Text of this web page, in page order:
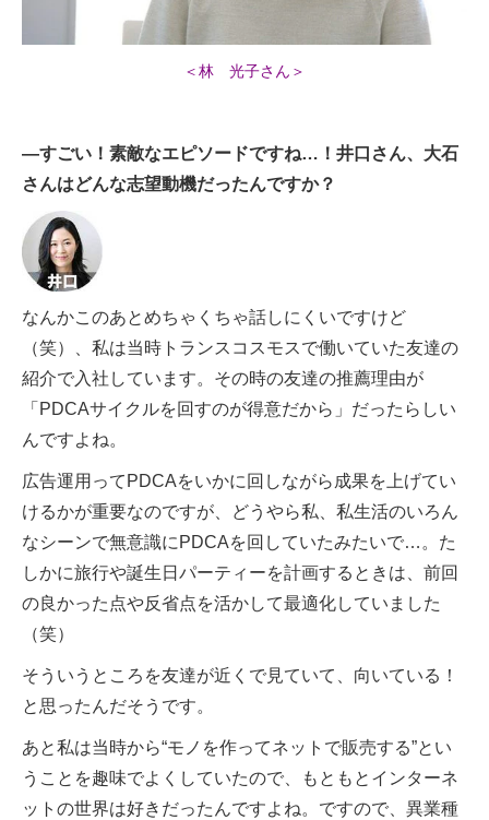
＜林 光子さん＞
―すごい！素敵なエピソードですね…！井口さん、大石
さんはどんな志望動機だったんですか？
なんかこのあとめちゃくちゃ話しにくいですけど
（笑）、私は当時トランスコスモスで働いていた友達の
紹介で入社しています。その時の友達の推薦理由が
「PDCAサイクルを回すのが得意だから」だったらしい
んですよね。
広告運用ってPDCAをいかに回しながら成果を上げてい
けるかが重要なのですが、どうやら私、私生活のいろん
なシーンで無意識にPDCAを回していたみたいで…。た
しかに旅行や誕生日パーティーを計画するときは、前回
の良かった点や反省点を活かして最適化していました
（笑）
そういうところを友達が近くで見ていて、向いている！
と思ったんだそうです。
あと私は当時から“モノを作ってネットで販売する”とい
うことを趣味でよくしていたので、もともとインターネ
ットの世界は好きだったんですよね。ですので、異業種